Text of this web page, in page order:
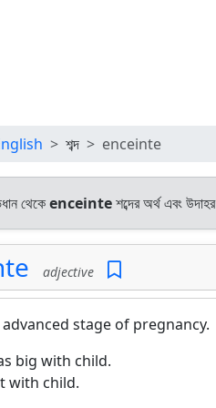
শব্দ enceinte
থেকেenceinteশব্দের অর্থ এবং
adjective
stage of pregnancy.
big with child.
with child.